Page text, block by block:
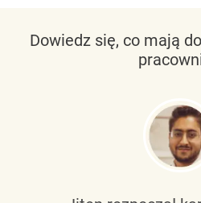
Dowiedz się, co mają